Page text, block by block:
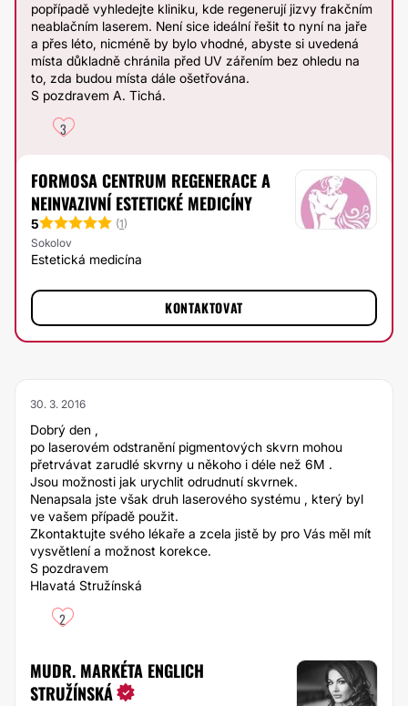
popřípadě vyhledejte kliniku, kde regenerují jizvy frakčním
neablačním laserem. Není sice ideální řešit to nyní na jaře
a přes léto, nicméně by bylo vhodné, abyste si uvedená
místa důkladně chránila před UV zářením bez ohledu na
to, zda budou místa dále ošetřována.
S pozdravem A. Tichá.
3
FORMOSA CENTRUM REGENERACE A
NEINVAZIVNÍ ESTETICKÉ MEDICÍNY
5 (1)
Sokolov
Estetická medicína
KONTAKTOVAT
30. 3. 2016
Dobrý den ,
po laserovém odstranění pigmentových skvrn mohou
přetrvávat zarudlé skvrny u někoho i déle než 6M .
Jsou možnosti jak urychlit odrudnutí skvrnek.
Nenapsala jste však druh laserového systému , který byl
ve vašem případě použit.
Zkontaktujte svého lékaře a zcela jistě by pro Vás měl mít
vysvětlení a možnost korekce.
S pozdravem
Hlavatá Stružínská
2
MUDR. MARKÉTA ENGLICH
STRUŽÍNSKÁ